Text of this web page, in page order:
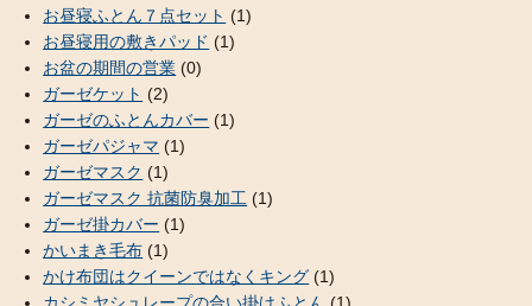
お昼寝ふとん７点セット (1)
お昼寝用の敷きパッド (1)
お盆の期間の営業 (0)
ガーゼケット (2)
ガーゼのふとんカバー (1)
ガーゼパジャマ (1)
ガーゼマスク (1)
ガーゼマスク 抗菌防臭加工 (1)
ガーゼ掛カバー (1)
かいまき毛布 (1)
かけ布団はクイーンではなくキング (1)
カシミヤシュレープの合い掛けふとん (1)